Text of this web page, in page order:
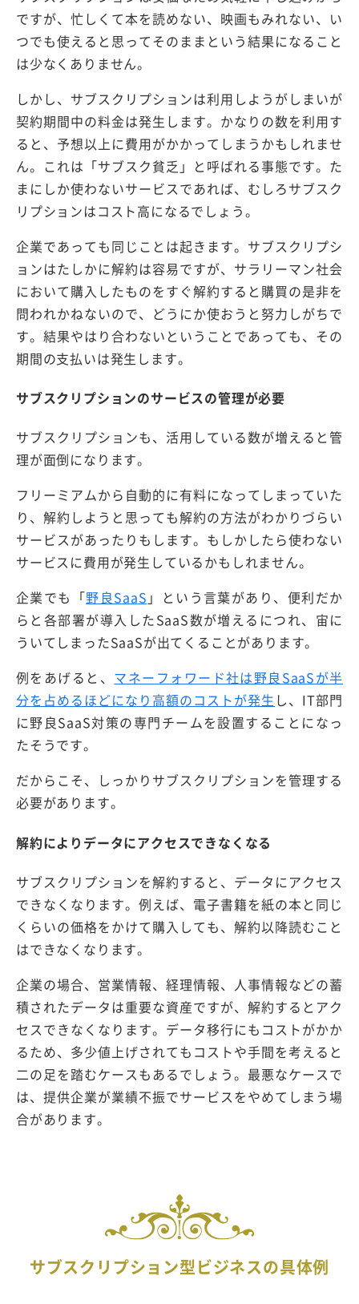
ですが、忙しくて本を読めない、映画もみれない、い
つでも使えると思ってそのままという結果になること
は少なくありません。
しかし、サブスクリプションは利用しようがしまいが
契約期間中の料金は発生します。かなりの数を利用す
ると、予想以上に費用がかかってしまうかもしれませ
ん。これは「サブスク貧乏」と呼ばれる事態です。た
まにしか使わないサービスであれば、むしろサブスク
リプションはコスト高になるでしょう。
企業であっても同じことは起きます。サブスクリプシ
ョンはたしかに解約は容易ですが、サラリーマン社会
において購入したものをすぐ解約すると購買の是非を
問われかねないので、どうにか使おうと努力しがちで
す。結果やはり合わないということであっても、その
期間の支払いは発生します。
サブスクリプションのサービスの管理が必要
サブスクリプションも、活用している数が増えると管
理が面倒になります。
フリーミアムから自動的に有料になってしまっていた
り、解約しようと思っても解約の方法がわかりづらい
サービスがあったりもします。もしかしたら使わない
サービスに費用が発生しているかもしれません。
企業でも「野良SaaS 」という言葉があり、便利だか
らと各部署が導入したSaaS数が増えるにつれ、宙に
ういてしまったSaaSが出てくることがあります。
例をあげると、 マネーフォワード社は野良SaaSが半
分を占めるほどになり高額のコストが発生 し、IT部門
に野良SaaS対策の専門チームを設置することになっ
たそうです。
だからこそ、しっかりサブスクリプションを管理する
必要があります。
解約によりデータにアクセスできなくなる
サブスクリプションを解約すると、データにアクセス
できなくなります。例えば、電子書籍を紙の本と同じ
くらいの価格をかけて購入しても、解約以降読むこと
はできなくなります。
企業の場合、営業情報、経理情報、人事情報などの蓄
積されたデータは重要な資産ですが、解約するとアク
セスできなくなります。データ移行にもコストがかか
るため、多少値上げされてもコストや手間を考えると
二の足を踏むケースもあるでしょう。最悪なケースで
は、提供企業が業績不振でサービスをやめてしまう場
合があります。
サブスクリプション型ビジネスの具体例